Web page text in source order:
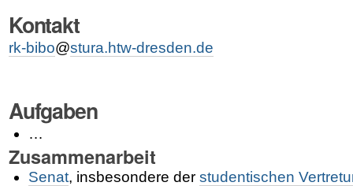
Kontakt
rk-bibo@stura.htw-dresden.de
Aufgaben
…
Zusammenarbeit
Senat, insbesondere derstudentischen